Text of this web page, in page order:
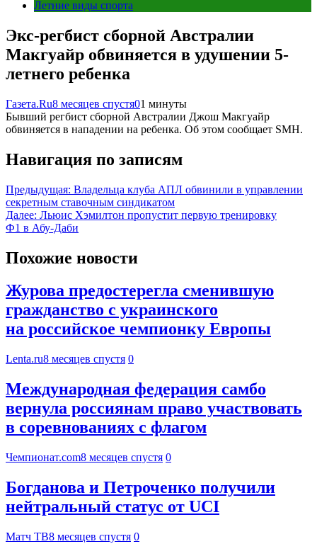
Летние виды спорта
Экс-регбист сборной Австралии
Макгуайр обвиняется в удушении 5-
летнего ребенка
Газета.Ru8 месяцев спустя01 минуты
Бывший регбист сборной Австралии Джош Макгуайр
обвиняется в нападении на ребенка. Об этом сообщает SMH.
Навигация по записям
Предыдущая: Владельца клуба АПЛ обвинили в управлении
секретным ставочным синдикатом
Далее: Льюис Хэмилтон пропустит первую тренировку
Ф1 в Абу-Даби
Похожие новости
Журова предостерегла сменившую
гражданство с украинского
на российское чемпионку Европы
Lenta.ru8 месяцев спустя 0
Международная федерация самбо
вернула россиянам право участвовать
в соревнованиях с флагом
Чемпионат.com8 месяцев спустя 0
Богданова и Петроченко получили
нейтральный статус от UCI
Матч ТВ8 месяцев спустя 0